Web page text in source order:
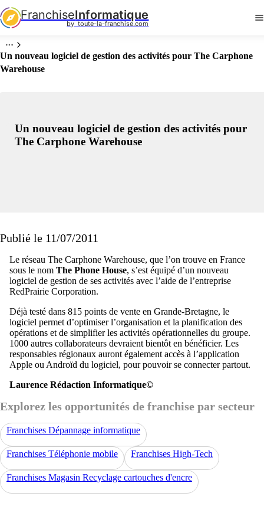
FranchiseInformatique
by  toute-la-franchise.com
Un nouveau logiciel de gestion des activités pour The Carphone
Warehouse
Un nouveau logiciel de gestion des activités pour
The Carphone Warehouse
Publié le 11/07/2011
Le réseau The Carphone Warehouse, que l’on trouve en France
sous le nom The Phone House, s’est équipé d’un nouveau
logiciel de gestion de ses activités avec l’aide de l’entreprise
RedPrairie Corporation.
Déjà testé dans 815 points de vente en Grande-Bretagne, le
logiciel permet d’optimiser l’organisation et la planification des
opérations et de simplifier les activités opérationnelles du groupe.
1000 autres collaborateurs devraient bientôt en bénéficier. Les
responsables régionaux auront également accès à l’application
Apple ou Androïd du logiciel, pour pouvoir se connecter partout.
Laurence Rédaction Informatique©
Explorez les opportunités de franchise par secteur
Franchises Dépannage informatique
Franchises Téléphonie mobile Franchises High-Tech
Franchises Magasin Recyclage cartouches d'encre